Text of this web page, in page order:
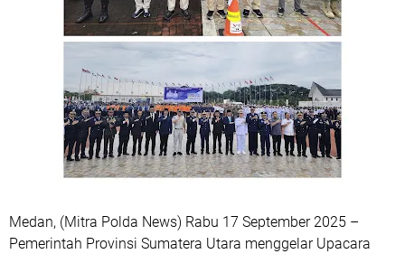
Medan, (Mitra Polda News) Rabu 17 September 2025 –
Pemerintah Provinsi Sumatera Utara menggelar Upacara